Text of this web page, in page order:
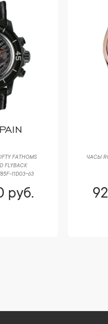
FATHOMS
FLYBACK
11D03-63
руб.
ЧАСЫ